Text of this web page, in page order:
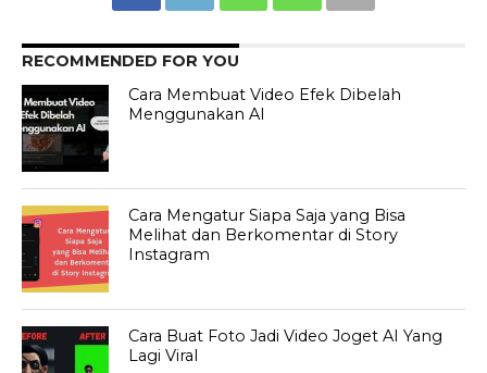
RECOMMENDED FOR YOU
Cara Membuat Video Efek Dibelah
Menggunakan AI
Cara Mengatur Siapa Saja yang Bisa
Melihat dan Berkomentar di Story
Instagram
Cara Buat Foto Jadi Video Joget AI Yang
Lagi Viral